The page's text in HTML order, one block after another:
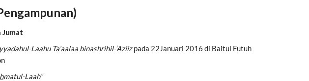
Jumat
Laahu Ta’aalaa binashrihil-‘Aziizpada 22Januari 2016 di Baitul Futuh
matul-Laah”